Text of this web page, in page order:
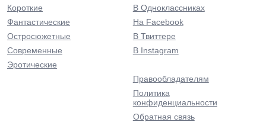
Короткие
Фантастические
Остросюжетные
Современные
Эротические
В Одноклассниках
На Facebook
В Твиттере
В Instagram
Правообладателям
Политика
конфиденциальности
Обратная связь